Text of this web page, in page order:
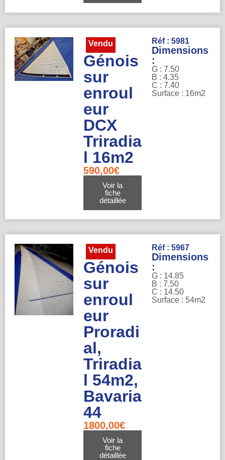
Vendu
Génois
sur
enroul
eur
DCX
Triradia
l 16m2
590,00€
Voir la
fiche
détaillée
Réf : 5981
Dimensions
:
G : 7.50
B : 4.35
C : 7.40
Surface : 16m2
Vendu
Génois
sur
enroul
eur
Proradi
al,
Triradia
l 54m2,
Bavaria
44
1800,00€
Voir la
fiche
détaillée
Réf : 5967
Dimensions
:
G : 14.85
B : 7.50
C : 14.50
Surface : 54m2